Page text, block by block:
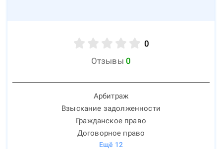
0
Отзывы 0
Арбитраж
Взыскание задолженности
Гражданское право
Договорное право
Ещё 12